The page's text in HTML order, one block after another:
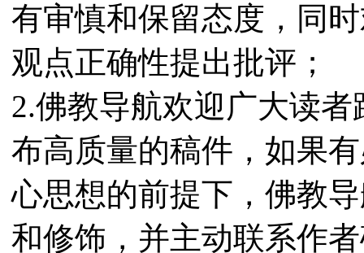
有审慎和保留态度，同
观点正确性提出批评；
2.佛教导航欢迎广大读
布高质量的稿件，如果
心思想的前提下，佛教
和修饰，并主动联系作